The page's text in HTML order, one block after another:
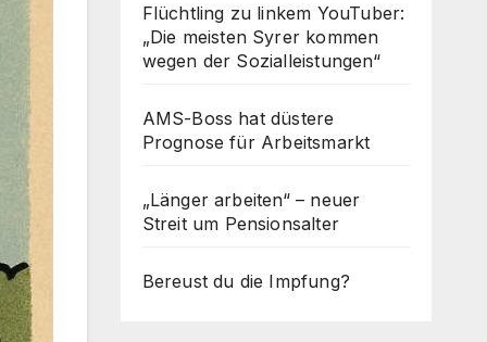
Flüchtling zu linkem YouTuber:
„Die meisten Syrer kommen
wegen der Sozialleistungen“
AMS-Boss hat düstere
Prognose für Arbeitsmarkt
„Länger arbeiten“ – neuer
Streit um Pensionsalter
Bereust du die Impfung?